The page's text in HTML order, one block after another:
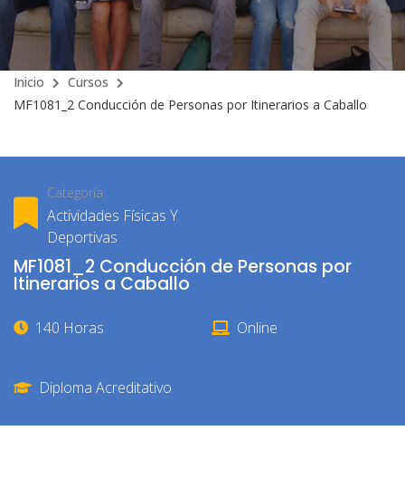
Inicio
Cursos
MF1081_2 Conducción de Personas por Itinerarios a Caballo
Categoría
Actividades Físicas Y
Deportivas
MF1081_2 Conducción de Personas por
Itinerarios a Caballo
140 Horas Online
Diploma Acreditativo